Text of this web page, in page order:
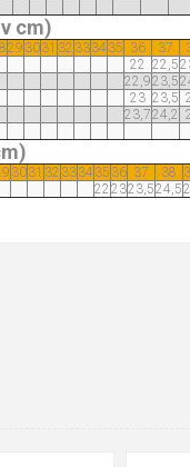
cm)
29 3031 32 3334 35 36 37
22 22,5
22,923,5
23 23,5
23,724,2
3031 32 3334 35 36 37 38
222323,524,5